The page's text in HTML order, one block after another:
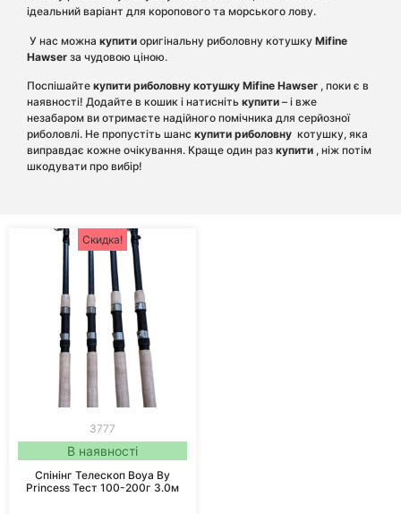
ідеальний варіант для коропового та морського лову.
У нас можна купити оригінальну риболовну котушку Mifine
Hawser за чудовою ціною.
Поспішайте купити риболовну котушку Mifine Hawser , поки є в
наявності! Додайте в кошик і натисніть купити – і вже
незабаром ви отримаєте надійного помічника для серйозної
риболовлі. Не пропустіть шанс купити риболовну котушку, яка
виправдає кожне очікування. Краще один раз купити , ніж потім
шкодувати про вибір!
Скидка!
3777
В наявності
Спінінг Телескоп Boya By
Princess Тест 100-200г 3.0м